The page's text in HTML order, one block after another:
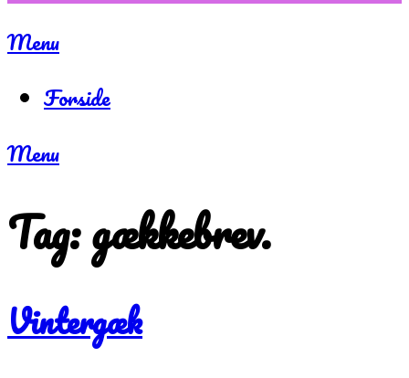
Menu
Forside
Menu
Tag:gækkebrev.
Vintergæk